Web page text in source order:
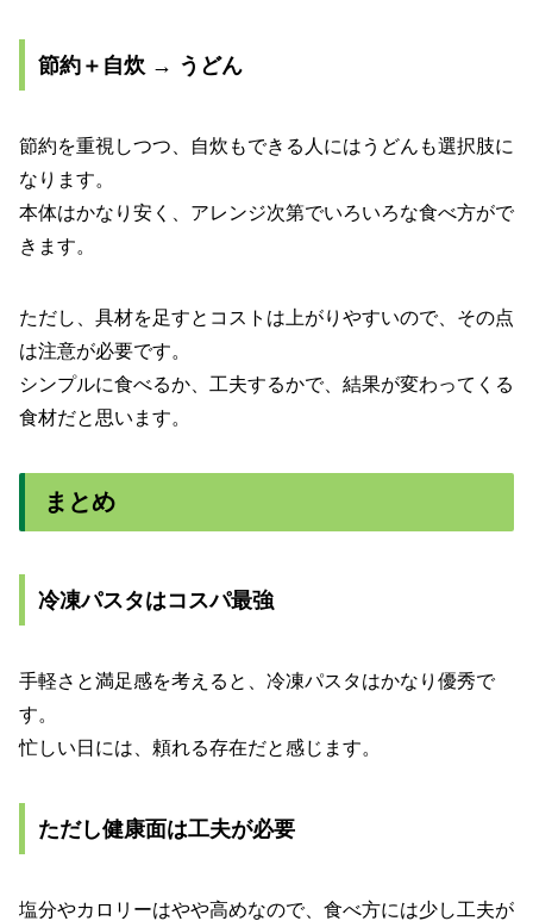
節約＋自炊 → うどん
節約を重視しつつ、自炊もできる人にはうどんも選択肢に
なります。
本体はかなり安く、アレンジ次第でいろいろな食べ方がで
きます。
ただし、具材を足すとコストは上がりやすいので、その点
は注意が必要です。
シンプルに食べるか、工夫するかで、結果が変わってくる
食材だと思います。
まとめ
冷凍パスタはコスパ最強
手軽さと満足感を考えると、冷凍パスタはかなり優秀で
す。
忙しい日には、頼れる存在だと感じます。
ただし健康面は工夫が必要
塩分やカロリーはやや高めなので、食べ方には少し工夫が